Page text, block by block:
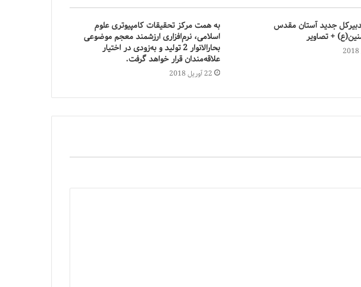
جدید آستان مقدس
+ تصاویر
به همت مرکز تحقیقات کامپیوتری علوم
اسلامی، نرم‌افزاری ارزشمند معجم موضوعی
بحارالانوار 2 تولید و به‌زودی در اختیار
علاقه‌مندان قرار خواهد گرفت.
22 آوریل 2018